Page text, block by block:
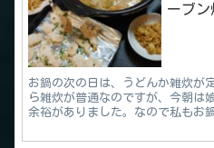
ーブン
お鍋の次の日は、うどんか雑炊が
ら雑炊が普通なのですが、今朝は
余裕がありました。なので私もお